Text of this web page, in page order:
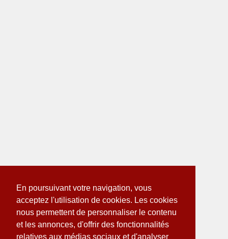
En poursuivant votre navigation, vous
acceptez l'utilisation de cookies. Les cookies
nous permettent de personnaliser le contenu
et les annonces, d'offrir des fonctionnalités
relatives aux médias sociaux et d'analyser